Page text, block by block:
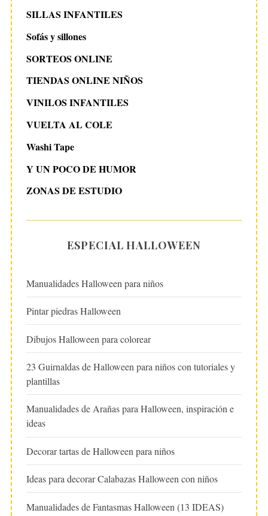
SILLAS INFANTILES
Sofás y sillones
SORTEOS ONLINE
TIENDAS ONLINE NIÑOS
VINILOS INFANTILES
VUELTA AL COLE
Washi Tape
Y UN POCO DE HUMOR
ZONAS DE ESTUDIO
ESPECIAL HALLOWEEN
Manualidades Halloween para niños
Pintar piedras Halloween
Dibujos Halloween para colorear
23 Guirnaldas de Halloween para niños con tutoriales y
plantillas
Manualidades de Arañas para Halloween, inspiración e
ideas
Decorar tartas de Halloween para niños
Ideas para decorar Calabazas Halloween con niños
Manualidades de Fantasmas Halloween (13 IDEAS)